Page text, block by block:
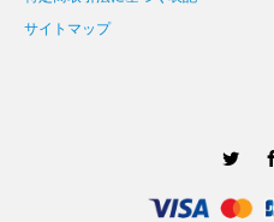
サイトマップ